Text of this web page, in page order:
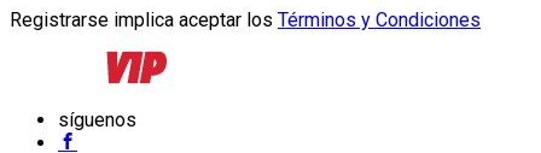
Registrarse implica aceptar los Términos y Condiciones
síguenos